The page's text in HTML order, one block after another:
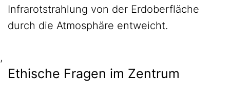
Infrarotstrahlung von der Erdoberfläche
durch die Atmosphäre entweicht.
,
Ethische Fragen im Zentrum